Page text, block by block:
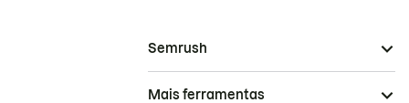
Semrush
Mais ferramentas